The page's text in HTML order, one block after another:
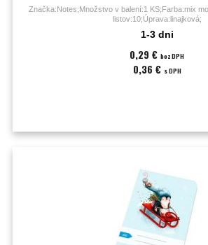
Značka:Notes;Množstvo v balení:1 KS;Farba:mix
listov:10;Úprava:linajková;
1-3 dni
0,29 € bez DPH
0,36 € s DPH